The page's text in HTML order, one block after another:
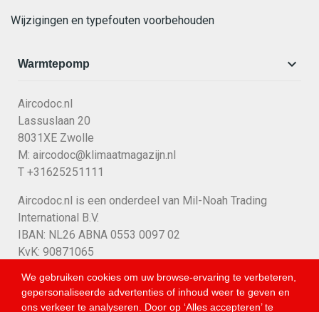
Wijzigingen en typefouten voorbehouden
Warmtepomp 
Aircodoc.nl
Lassuslaan 20
8031XE Zwolle
M: aircodoc@klimaatmagazijn.nl
T +31625251111
Aircodoc.nl is een onderdeel van Mil-Noah Trading
International B.V.
IBAN: NL26 ABNA 0553 0097 02
KvK: 90871065
We gebruiken cookies om uw browse-ervaring te verbeteren,
gepersonaliseerde advertenties of inhoud weer te geven en
ons verkeer te analyseren. Door op ‘Alles accepteren’ te